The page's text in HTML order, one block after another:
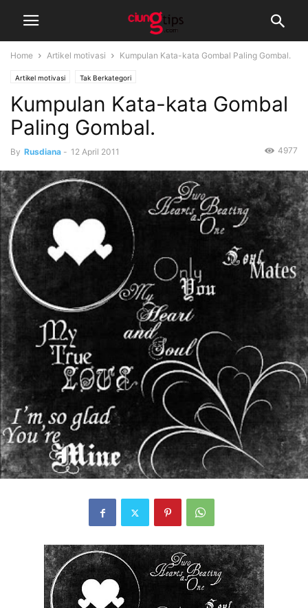
Home Artikel motivasi Kumpulan Kata-kata Gombal Paling Gombal.
Artikel motivasi Tak Berkategori
Kumpulan Kata-kata Gombal
Paling Gombal.
By Rusdiana - 12 April 2011 4977